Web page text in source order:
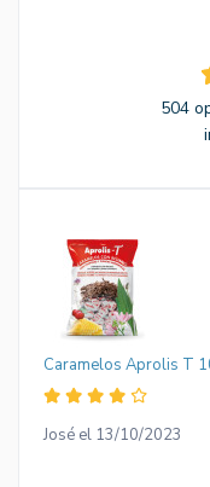
504
Caramelos Aprolis T
José el 13/10/2023